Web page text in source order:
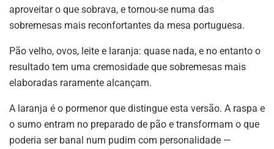
aproveitar o que sobrava, e tornou-se numa das
sobremesas mais reconfortantes da mesa portuguesa.
Pão velho, ovos, leite e laranja: quase nada, e no entanto o
resultado tem uma cremosidade que sobremesas mais
elaboradas raramente alcançam.
A laranja é o pormenor que distingue esta versão. A raspa e
o sumo entram no preparado de pão e transformam o que
poderia ser banal num pudim com personalidade —